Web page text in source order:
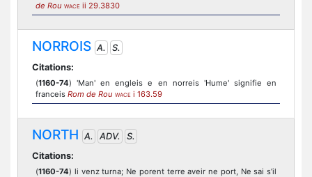
de Rou WACE ii 29.3830
NORROIS A.
S.
Citations:
(1160-74) 'Man' en engleis e en norreis 'Hume' signifie en
franceis Rom de Rou WACE i 163.59
NORTH A. ADV.
S.
Citations:
(1160-74) li venz turna; Ne porent terre aveir ne port, Ne sai s’il